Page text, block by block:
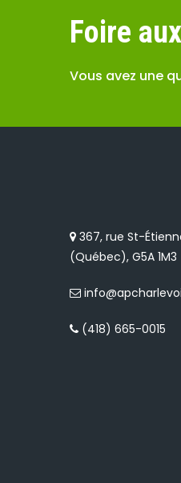
Foire
Vous avez une
367, rue St-
(Québec), G5A 1M3
(418) 665-0015